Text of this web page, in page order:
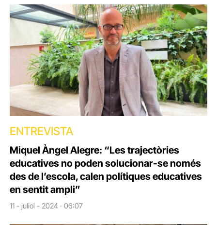
ENTREVISTA
Miquel Àngel Alegre: “Les trajectòries
educatives no poden solucionar-se només
des de l’escola, calen polítiques educatives
en sentit ampli”
11 - juliol - 2024 · 06:07